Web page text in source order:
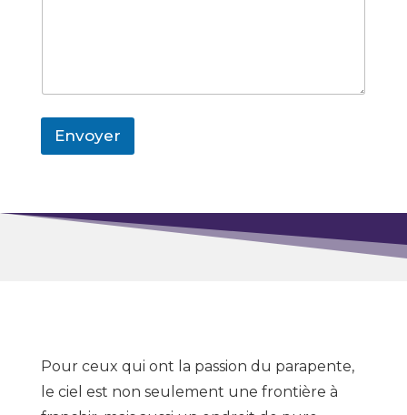
Envoyer
Pour ceux qui ont la passion du parapente,
le ciel est non seulement une frontière à